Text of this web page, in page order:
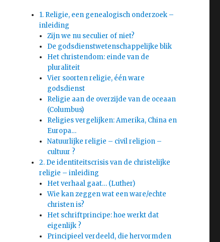
1. Religie, een genealogisch onderzoek –
inleiding
Zijn we nu seculier of niet?
De godsdienstwetenschappelijke blik
Het christendom: einde van de
pluraliteit
Vier soorten religie, één ware
godsdienst
Religie aan de overzijde van de oceaan
(Columbus)
Religies vergelijken: Amerika, China en
Europa…
Natuurlijke religie – civil religion –
cultuur ?
2. De identiteitscrisis van de christelijke
religie – inleiding
Het verhaal gaat… (Luther)
Wie kan zeggen wat een ware/echte
christen is?
Het schriftprincipe: hoe werkt dat
eigenlijk ?
Principieel verdeeld, die hervormden